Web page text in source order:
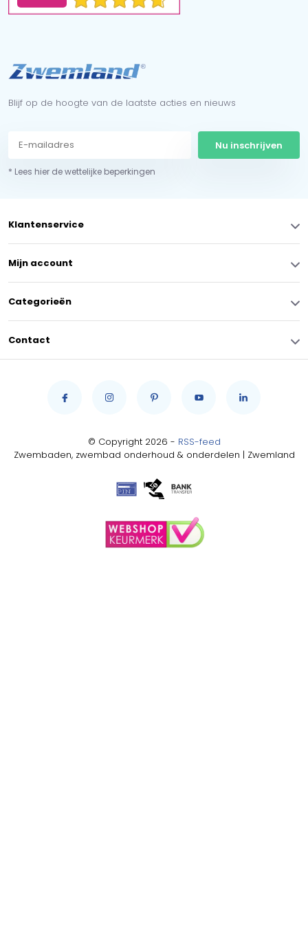
Blijf op de hoogte van de laatste acties en nieuws
Nu inschrijven
* Lees hier de wettelijke beperkingen
Klantenservice
Mijn account
Categorieën
Contact
© Copyright 2026 - RSS-feed
Zwembaden, zwembad onderhoud & onderdelen | Zwemland